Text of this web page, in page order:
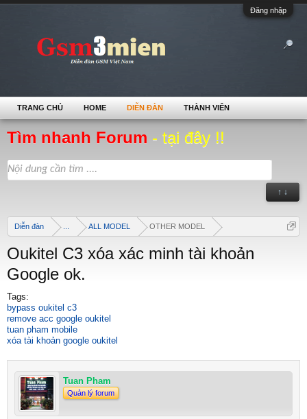
Đăng nhập
Tìm nhanh Forum - tại đây !!
↑ ↓
Diễn đàn ALL MODEL OTHER MODEL
Oukitel C3 xóa xác minh tài khoản
Google ok.
Tags:
bypass oukitel c3
remove acc google oukitel
tuan pham mobile
xóa tài khoản google oukitel
Tuan Pham
Quản lý forum
TRANG CHỦ HOME DIỄN ĐÀN THÀNH VIÊN